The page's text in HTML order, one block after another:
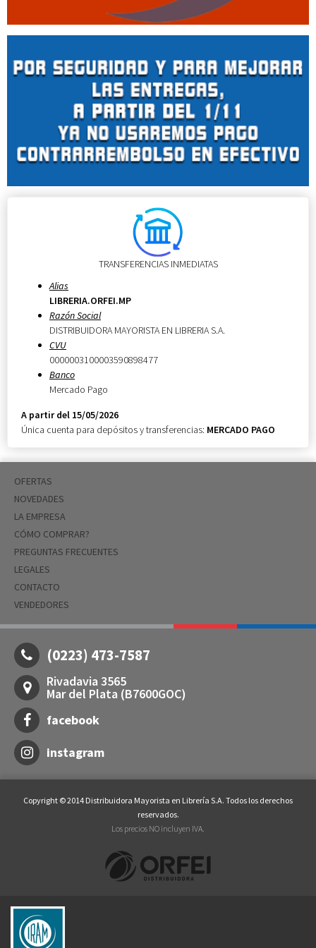
TRANSFERENCIAS INMEDIATAS
Alias
LIBRERIA.ORFEI.MP
Razón Social
DISTRIBUIDORA MAYORISTA EN LIBRERIA S.A.
CVU
0000003100003590898477
Banco
Mercado Pago
A partir del 15/05/2026
Única cuenta para depósitos y transferencias: MERCADO PAGO
OFERTAS
NOVEDADES
LA EMPRESA
CÓMO COMPRAR?
PREGUNTAS FRECUENTES
LEGALES
CONTACTO
VENDEDORES
(0223) 473-7587
Rivadavia 3565
Mar del Plata (B7600GOC)
facebook
instagram
Copyright © 2014 Distribuidora Mayorista en Librería S.A. Todos los derechos
reservados.
Los precios NO incluyen IVA.